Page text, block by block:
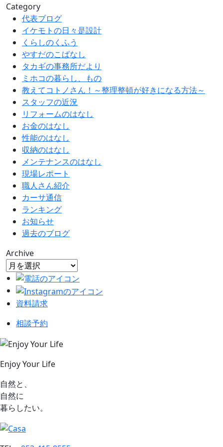
Category
代表ブログ
イケモトの日々是設計
くらしのくふう
やすだのこばなし
タカギの事務所だより
ミホコの暮らし、もの
教えてコトノさん！～整理整頓が好きになる方法～
スタッフの近況
リフォームのはなし
お金のはなし
性能のはなし
収納のはなし
メンテナンスのはなし
現場レポート
職人さん紹介
カーサ通信
ランキング
お知らせ
過去のブログ
Archive
資料請求
相談予約
Enjoy Your Life
自然と、
自然に
暮らしたい。